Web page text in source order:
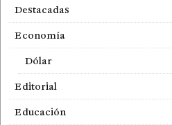
Destacadas
Economía
Dólar
Editorial
Educación